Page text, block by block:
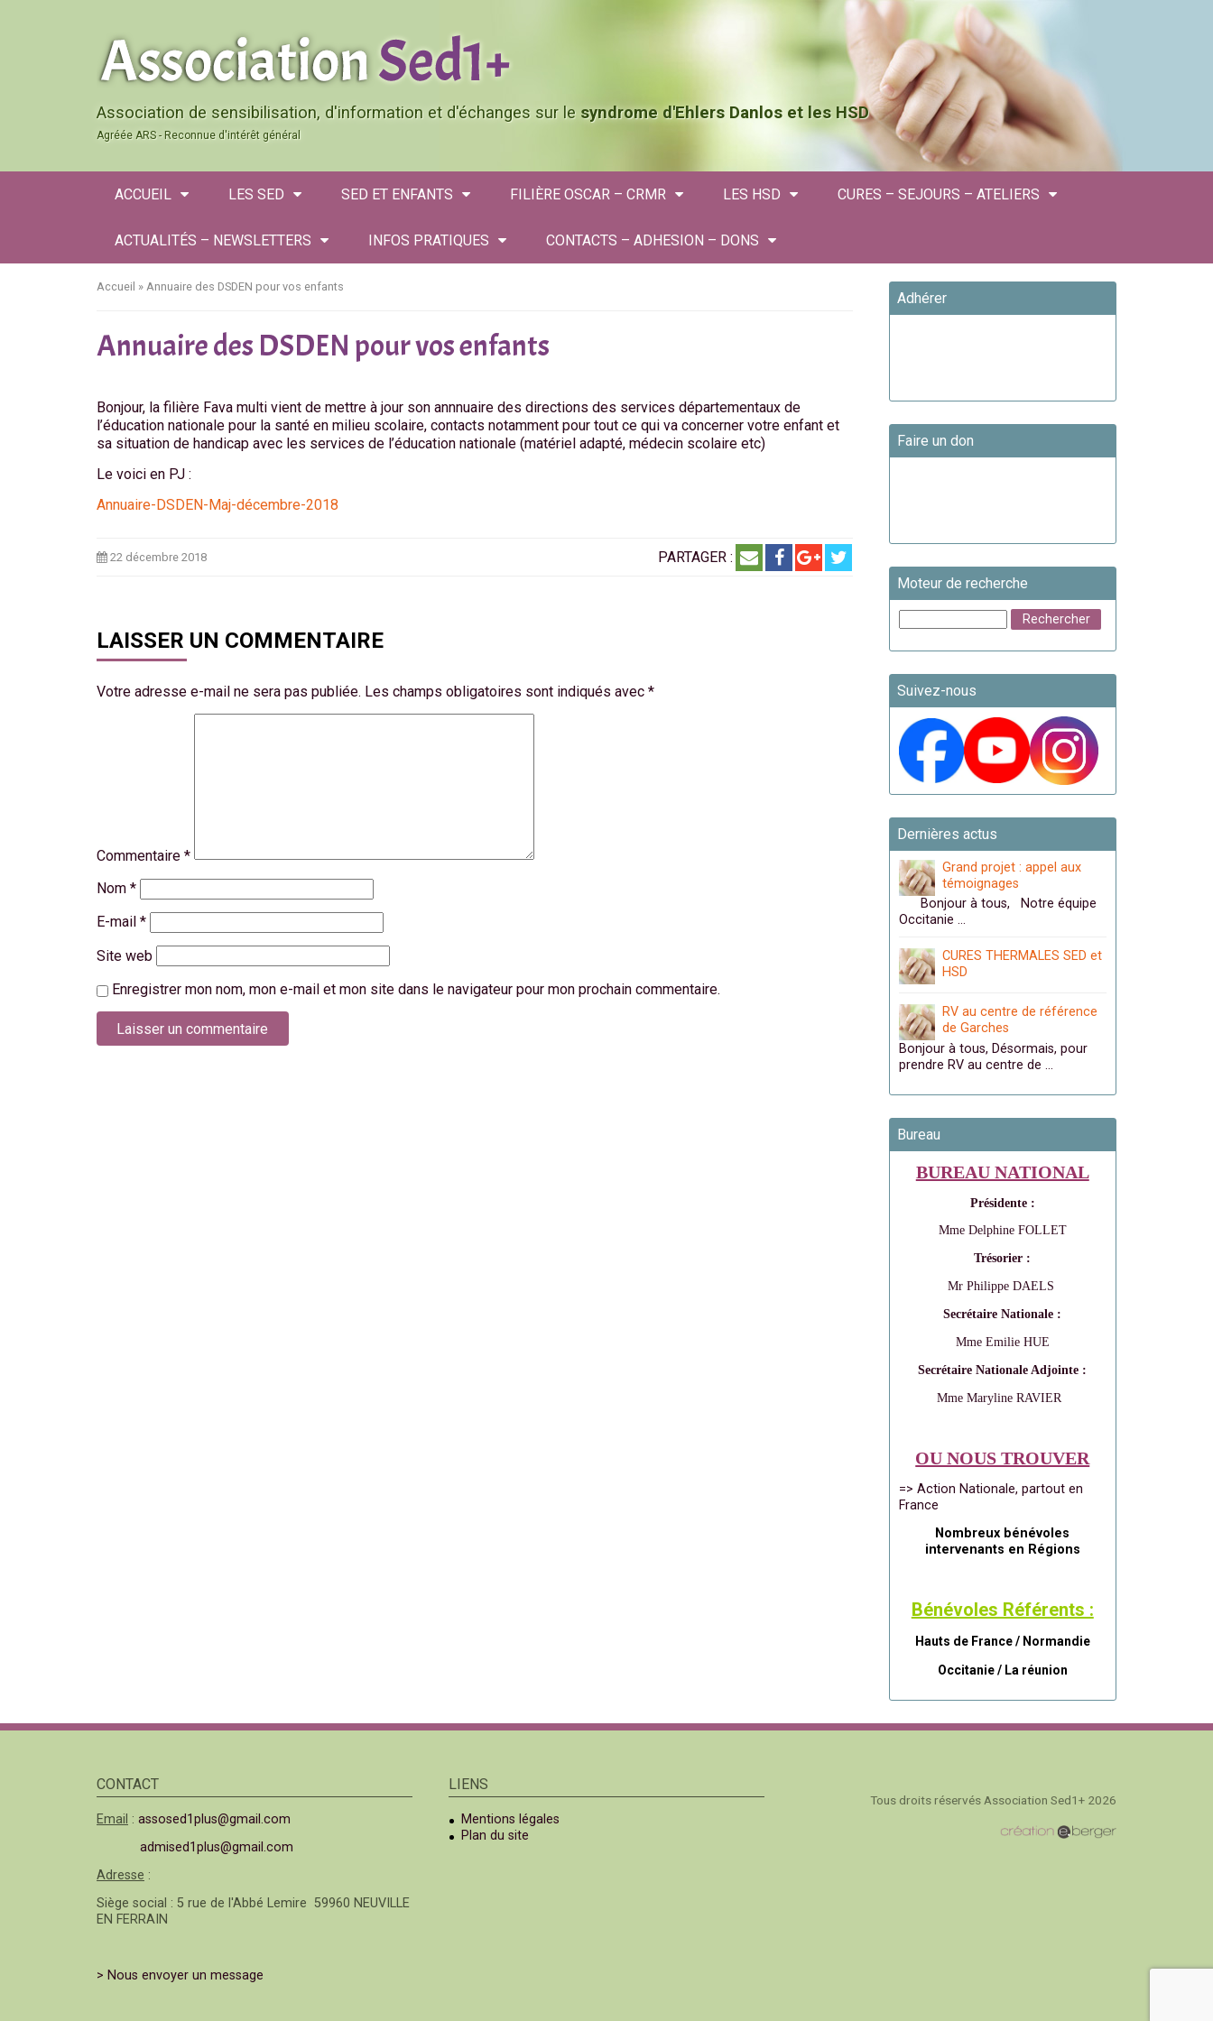
Association de sensibilisation, d'information et d'échanges sur le syndrome d'Ehlers Danlos et les HSD
Agréée ARS - Reconnue d'intérêt général
ACCUEIL LES SED SED ET ENFANTS FILIÈRE OSCAR – CRMR LES HSD CURES – SEJOURS – ATELIERS
ACTUALITÉS – NEWSLETTERS INFOS PRATIQUES CONTACTS – ADHESION – DONS
Accueil » Annuaire des DSDEN pour vos enfants
Annuaire des DSDEN pour vos enfants
Bonjour, la filière Fava multi vient de mettre à jour son annnuaire des directions des services départementaux de
l’éducation nationale pour la santé en milieu scolaire, contacts notamment pour tout ce qui va concerner votre enfant et
sa situation de handicap avec les services de l’éducation nationale (matériel adapté, médecin scolaire etc)
Le voici en PJ :
Annuaire-DSDEN-Maj-décembre-2018
22 décembre 2018 PARTAGER :
LAISSER UN COMMENTAIRE
Votre adresse e-mail ne sera pas publiée. Les champs obligatoires sont indiqués avec *
Commentaire *
Nom *
E-mail *
Site web
Enregistrer mon nom, mon e-mail et mon site dans le navigateur pour mon prochain commentaire.
Adhérer
Faire un don
Moteur de recherche
Suivez-nous
Dernières actus
Grand projet : appel aux
témoignages
Bonjour à tous, Notre équipe
Occitanie …
CURES THERMALES SED et
HSD
RV au centre de référence
de Garches
Bonjour à tous, Désormais, pour
prendre RV au centre de …
Bureau
BUREAU NATIONAL
Présidente :
Mme Delphine FOLLET
Trésorier :
Mr Philippe DAELS
Secrétaire Nationale :
Mme Emilie HUE
Secrétaire Nationale Adjointe :
Mme Maryline RAVIER
OU NOUS TROUVER
=> Action Nationale, partout en
France
Nombreux bénévoles
intervenants en Régions
Bénévoles Référents :
Hauts de France / Normandie
Occitanie / La réunion
CONTACT
Email : assosed1plus@gmail.com
admised1plus@gmail.com
Adresse :
Siège social : 5 rue de l'Abbé Lemire 59960 NEUVILLE
EN FERRAIN
> Nous envoyer un message
LIENS
Mentions légales
Plan du site
Tous droits réservés Association Sed1+ 2026